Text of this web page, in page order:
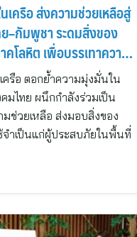
ครือ ส่งความช่วยเหลือสู่
–กัมพูชา ระดมสิ่งของ
โลหิต เพื่อบรรเทาความ
นพื้นที่
รือ ตอกย้ำความมุ่งมั่นใน
มไทย ผนึกกำลังร่วมเป็น
ช่วยเหลือ ส่งมอบสิ่งของ
จำเป็นแก่ผู้ประสบภัยในพื้นที่